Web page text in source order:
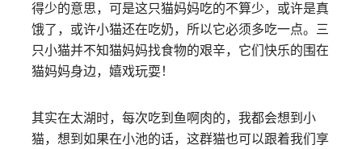
得少的意思，可是这只猫妈妈吃的不算少，或许是真
饿了，或许小猫还在吃奶，所以它必须多吃一点。三
只小猫并不知猫妈妈找食物的艰辛，它们快乐的围在
猫妈妈身边，嬉戏玩耍！
其实在太湖时，每次吃到鱼啊肉的，我都会想到小
猫，想到如果在小池的话，这群猫也可以跟着我们享